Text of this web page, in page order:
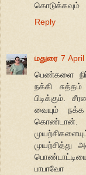
கொடுக்கவும்
Reply
மதுரை 7
பெண்களை
நக்கி
பிடிக்கும்.
வையும்
கொண்டான்.
முயற்சித்து